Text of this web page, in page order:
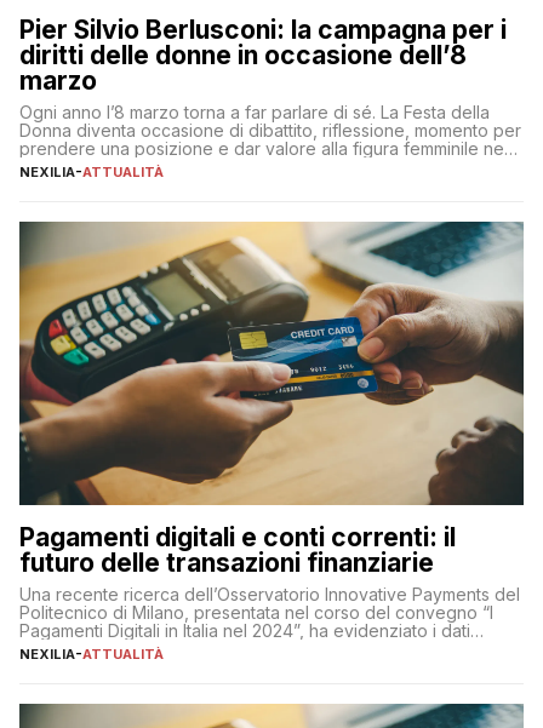
Pier Silvio Berlusconi: la campagna per i
diritti delle donne in occasione dell’8
marzo
Ogni anno l’8 marzo torna a far parlare di sé. La Festa della
Donna diventa occasione di dibattito, riflessione, momento per
prendere una posizione e dar valore alla figura femminile nella
sua complessità e crucialità. A lanciare un messaggio “forte e
NEXILIA-ATTUALITÀ
Pagamenti digitali e conti correnti: il
futuro delle transazioni finanziarie
Una recente ricerca dell’Osservatorio Innovative Payments del
Politecnico di Milano, presentata nel corso del convegno “I
Pagamenti Digitali in Italia nel 2024”, ha evidenziato i dati
definitivi del primo semestre 2024 relativamente alle
NEXILIA-ATTUALITÀ